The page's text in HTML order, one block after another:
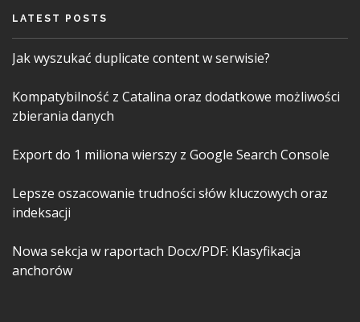
LATEST POSTS
Jak wyszukać duplicate content w serwisie?
Kompatybilność z Catalina oraz dodatkowe możliwości
zbierania danych
Export do 1 miliona wierszy z Google Search Console
Lepsze oszacowanie trudności słów kluczowych oraz
indeksacji
Nowa sekcja w raportach Docx/PDF: Klasyfikacja
anchorów